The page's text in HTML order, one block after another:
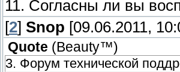
11. Согласны ли вы
[2] Snop [09.06.2011,
Quote ( Beauty™)
3. Форум технической